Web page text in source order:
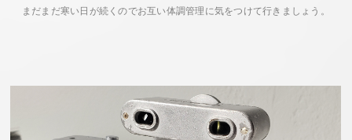
まだまだ寒い日が続くのでお互い体調管理に気をつけて行きましょう。